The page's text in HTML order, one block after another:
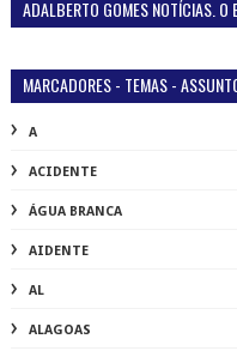
ADALBERTO GOMES NOTÍCIAS. O
MARCADORES - TEMAS -
A
ACIDENTE
ÁGUA BRANCA
AIDENTE
AL
ALAGOAS